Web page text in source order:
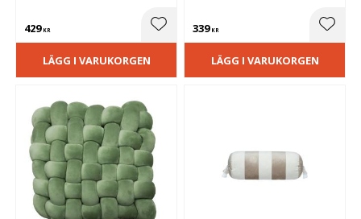
429KR Lägg till i favoriter
LÄGG I VARUKORGEN
339KR
LÄGG I VARUKORGEN